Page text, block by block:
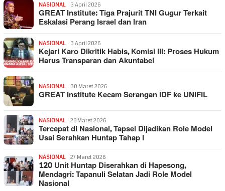
NASIONAL 3 April 2026
GREAT Institute: Tiga Prajurit TNI Gugur Terkait
Eskalasi Perang Israel dan Iran
NASIONAL 3 April 2026
Kejari Karo Dikritik Habis, Komisi III: Proses Hukum
Harus Transparan dan Akuntabel
NASIONAL 30 Maret 2026
GREAT Institute Kecam Serangan IDF ke UNIFIL
NASIONAL 28 Maret 2026
Tercepat di Nasional, Tapsel Dijadikan Role Model
Usai Serahkan Huntap Tahap I
NASIONAL 27 Maret 2026
120 Unit Huntap Diserahkan di Hapesong,
Mendagri: Tapanuli Selatan Jadi Role Model
Nasional